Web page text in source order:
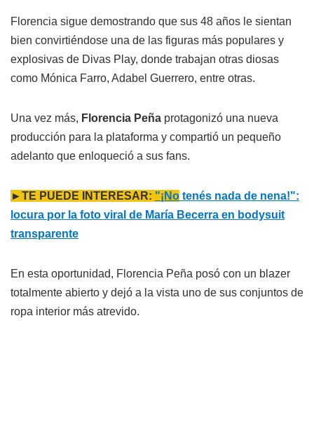
Florencia sigue demostrando que sus 48 años le sientan
bien convirtiéndose una de las figuras más populares y
explosivas de Divas Play, donde trabajan otras diosas
como Mónica Farro, Adabel Guerrero, entre otras.
Una vez más, Florencia Peña protagonizó una nueva
producción para la plataforma y compartió un pequeño
adelanto que enloqueció a sus fans.
►TE PUEDE INTERESAR: "¡No tenés nada de nena!":
locura por la foto viral de María Becerra en bodysuit
transparente
En esta oportunidad, Florencia Peña posó con un blazer
totalmente abierto y dejó a la vista uno de sus conjuntos de
ropa interior más atrevido.